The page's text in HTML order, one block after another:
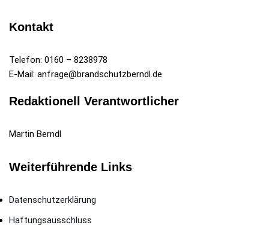
Kontakt
Telefon: 0160 – 8238978
E-Mail: anfrage@brandschutzberndl.de
Redaktionell Verantwortlicher
Martin Berndl
Weiterführende Links
Datenschutz­erklärung
Haftungsausschluss